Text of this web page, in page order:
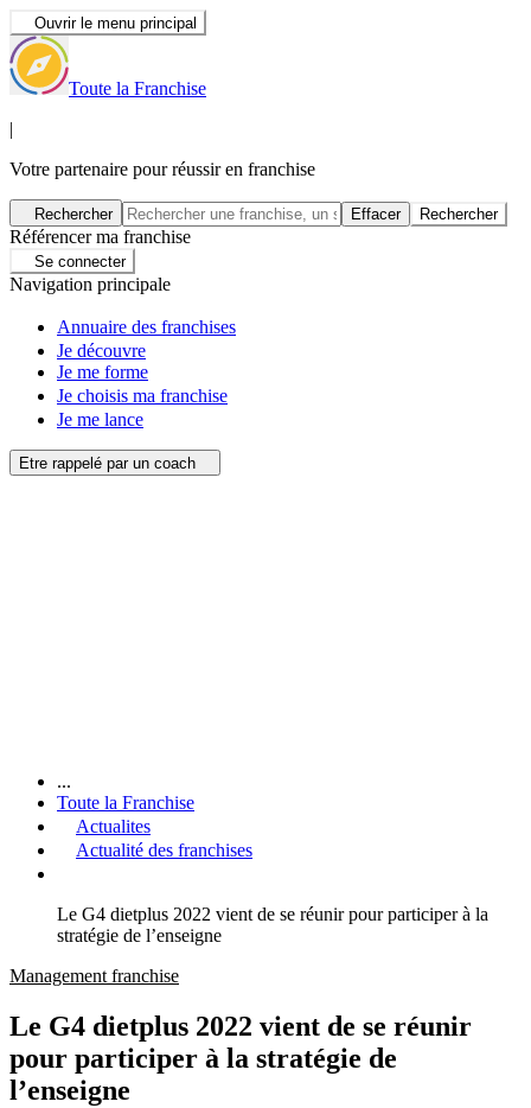
Ouvrir le menu principal
Toute la Franchise
|
Votre partenaire pour réussir en franchise
Rechercher Effacer Rechercher
Référencer ma franchise
Se connecter
Navigation principale
Annuaire des franchises
Je découvre
Je me forme
Je choisis ma franchise
Je me lance
Etre rappelé par un coach
...
Toute la Franchise
Actualites
Actualité des franchises
Le G4 dietplus 2022 vient de se réunir pour participer à la
stratégie de l’enseigne
Management franchise
Le G4 dietplus 2022 vient de se réunir
pour participer à la stratégie de
l’enseigne